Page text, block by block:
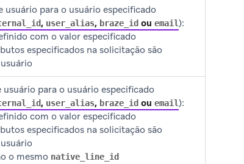
usuário para o usuário especificado
, user_alias, braze_id ou email):
com o valor especificado
especificados na solicitação são
para o usuário especificado
, user_alias, braze_id ou email):
com o valor especificado
especificados na solicitação são
o mesmo native_line_id